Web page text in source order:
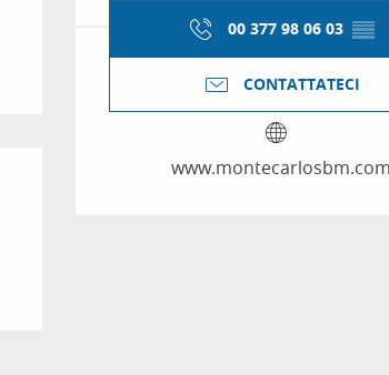
00 377 98 06 03 ▒▒
CONTATTATECI
www.montecarlosbm.com